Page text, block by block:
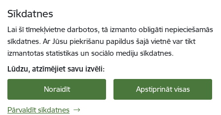
Sīkdatnes
Lai šī tīmekļvietne darbotos, tā izmanto obligāti nepieciešamās
sīkdatnes. Ar Jūsu piekrišanu papildus šajā vietnē var tikt
izmantotas statistikas un sociālo mediju sīkdatnes.
Lūdzu, atzīmējiet savu izvēli:
Noraidīt Apstiprināt visas
Pārvaldīt sīkdatnes